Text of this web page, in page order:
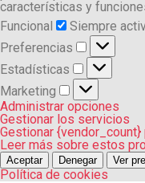
características y
Funcional
Funcional
Siempre
Preferencias
Estadísticas
Marketing
Marketing
Administrar opciones
Gestionar los servicios
Gestionar
Leer más sobre estos
Aceptar Denegar Ver
Política de cookies